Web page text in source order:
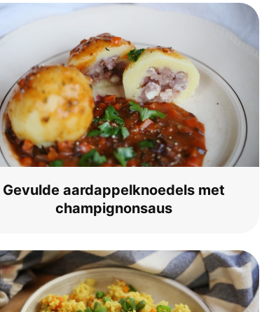
Gevul­de aard­ap­pel­knoe­dels met
champignonsaus